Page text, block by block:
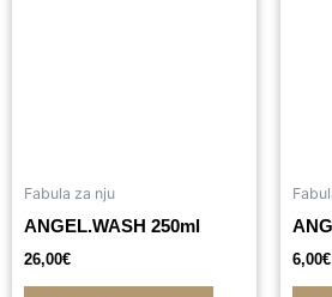
Fabula za nju
ANGEL.WASH 250ml
26,00€ 6,00€